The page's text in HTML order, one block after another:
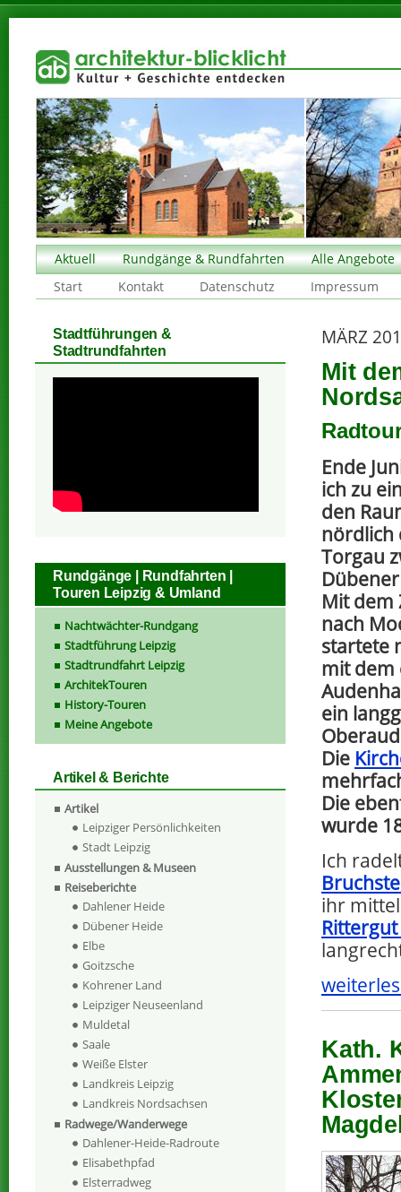
Aktuell Rundgänge & Rundfahrten
Alle Angebote
Start
Kontakt Datenschutz Impressum
MÄRZ
Mit
Ende
ich zu
den
nördlich
Torgau
Mit dem
nach
startete
mit dem
ein
Die
Die
wurde
Ich
ihr
Kath.
Stadtführungen &
Stadtrundfahrten
Rundgänge | Rundfahrten |
Touren Leipzig & Umland
Nachtwächter-Rundgang
Stadtführung Leipzig
Stadtrundfahrt Leipzig
ArchitekTouren
History-Touren
Meine Angebote
Artikel & Berichte
Artikel
Leipziger Persönlichkeiten
Stadt Leipzig
Ausstellungen & Museen
Reiseberichte
Dahlener Heide
Dübener Heide
Elbe
Goitzsche
Kohrener Land
Leipziger Neuseenland
Muldetal
Saale
Weiße Elster
Landkreis Leipzig
Landkreis Nordsachsen
Radwege/Wanderwege
Dahlener-Heide-Radroute
Elisabethpfad
Elsterradweg